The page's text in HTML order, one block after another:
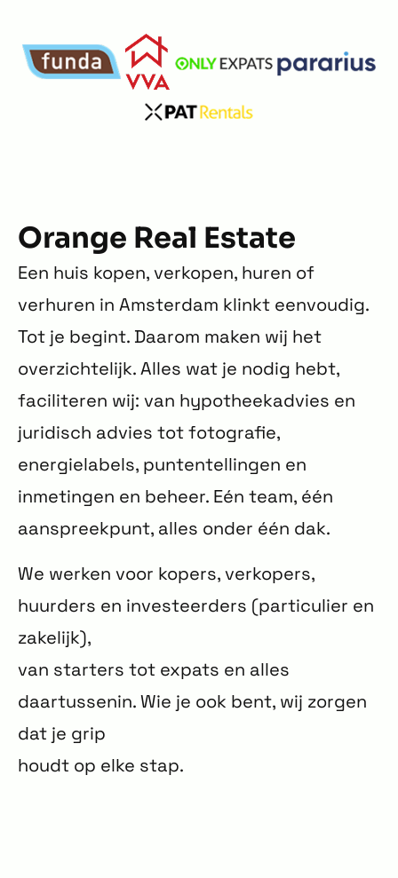
Orange Real Estate
Een huis kopen, verkopen, huren of
verhuren in Amsterdam klinkt eenvoudig.
Tot je begint. Daarom maken wij het
overzichtelijk. Alles wat je nodig hebt,
faciliteren wij: van hypotheekadvies en
juridisch advies tot fotografie,
energielabels, puntentellingen en
inmetingen en beheer. Eén team, één
aanspreekpunt, alles onder één dak.
We werken voor kopers, verkopers,
huurders en investeerders (particulier en
zakelijk),
van starters tot expats en alles
daartussenin. Wie je ook bent, wij zorgen
dat je grip
houdt op elke stap.